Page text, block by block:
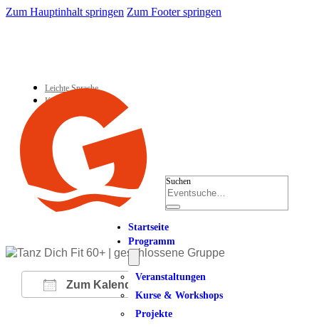
Zum Hauptinhalt springen Zum Footer springen
Leichte Sprache
Kontakt
Suchen
Startseite
Programm
Veranstaltungen
Kurse & Workshops
Projekte
Zum Kalender hinzufügen
ICS herunterladen
Google Kalender
iCalendarOffice 365